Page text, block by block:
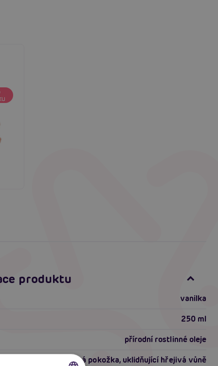
produktu
vanilka
250 ml
přírodní rostlinné oleje
hedvábně hladká pokožka, uklidňující hřejivá vůně